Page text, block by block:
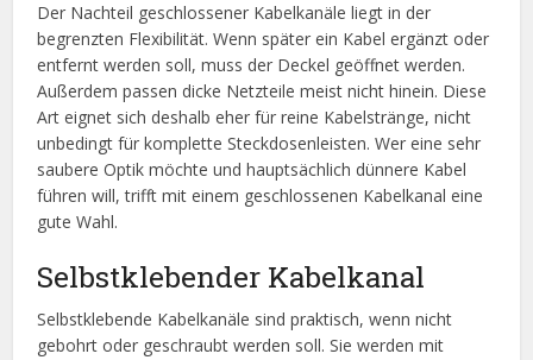
Der Nachteil geschlossener Kabelkanäle liegt in der
begrenzten Flexibilität. Wenn später ein Kabel ergänzt oder
entfernt werden soll, muss der Deckel geöffnet werden.
Außerdem passen dicke Netzteile meist nicht hinein. Diese
Art eignet sich deshalb eher für reine Kabelstränge, nicht
unbedingt für komplette Steckdosenleisten. Wer eine sehr
saubere Optik möchte und hauptsächlich dünnere Kabel
führen will, trifft mit einem geschlossenen Kabelkanal eine
gute Wahl.
Selbstklebender Kabelkanal
Selbstklebende Kabelkanäle sind praktisch, wenn nicht
gebohrt oder geschraubt werden soll. Sie werden mit